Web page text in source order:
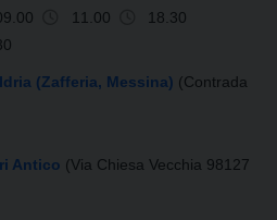
11.00
18.30
(Zafferia, Messina) (Contrada
Antico (Via Chiesa Vecchia 98127